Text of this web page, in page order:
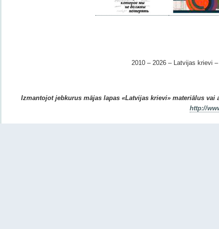
2010 – 2026 – Latvijas krievi –
Izmantojot jebkurus mājas lapas «Latvijas krievi» materiālus
http://